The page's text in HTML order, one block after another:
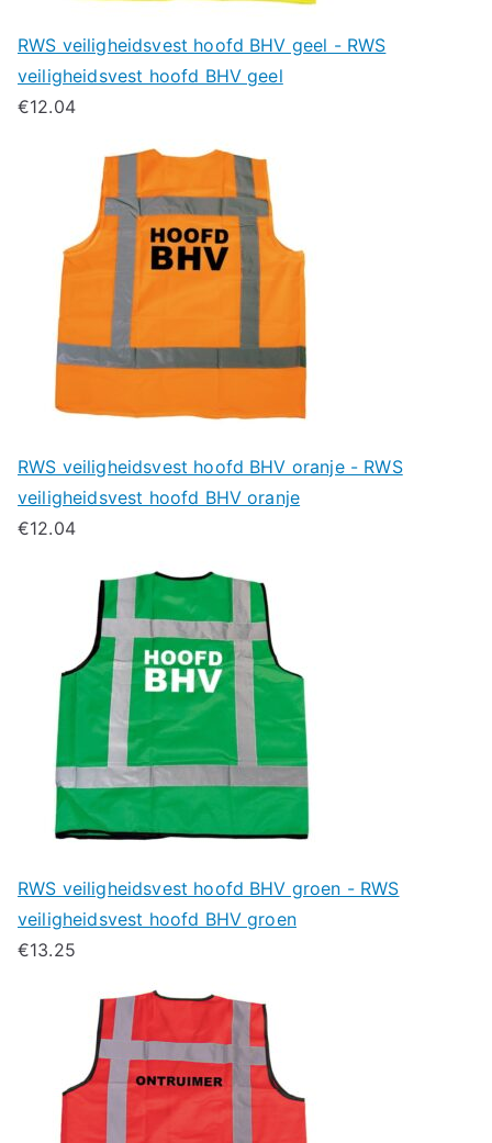
RWS veiligheidsvest hoofd BHV geel - RWS
veiligheidsvest hoofd BHV geel
€12.04
RWS veiligheidsvest hoofd BHV oranje - RWS
veiligheidsvest hoofd BHV oranje
€12.04
RWS veiligheidsvest hoofd BHV groen - RWS
veiligheidsvest hoofd BHV groen
€13.25